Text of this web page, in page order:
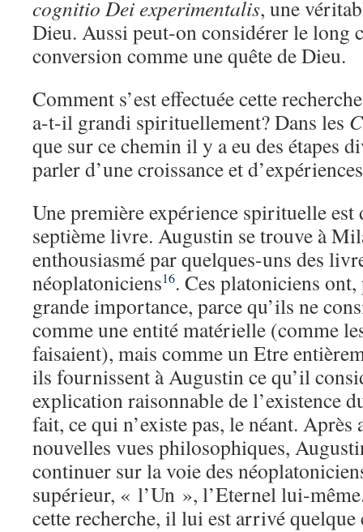
cognitio Dei experimentalis, une
Dieu. Aussi peut-on considérer le long
conversion comme une quête de Dieu.
Comment s’est effectuée cette
a-t-il grandi spirituellement? Dans les
que sur ce chemin il y a eu des étapes
parler d’une croissance et
Une première expérience spirituelle est
septième livre. Augustin se trouve à
enthousiasmé par quelques-uns des
néoplatoniciens16. Ces platoniciens
grande importance, parce qu’ils ne
comme une entité matérielle (comme
faisaient), mais comme un Etre
ils fournissent à Augustin ce qu’il
explication raisonnable de l’existence
fait, ce qui n’existe pas, le néant. Après
nouvelles vues philosophiques,
continuer sur la voie des
supérieur, « l’Un », l’Eternel lui-
cette recherche, il lui est arrivé quelque